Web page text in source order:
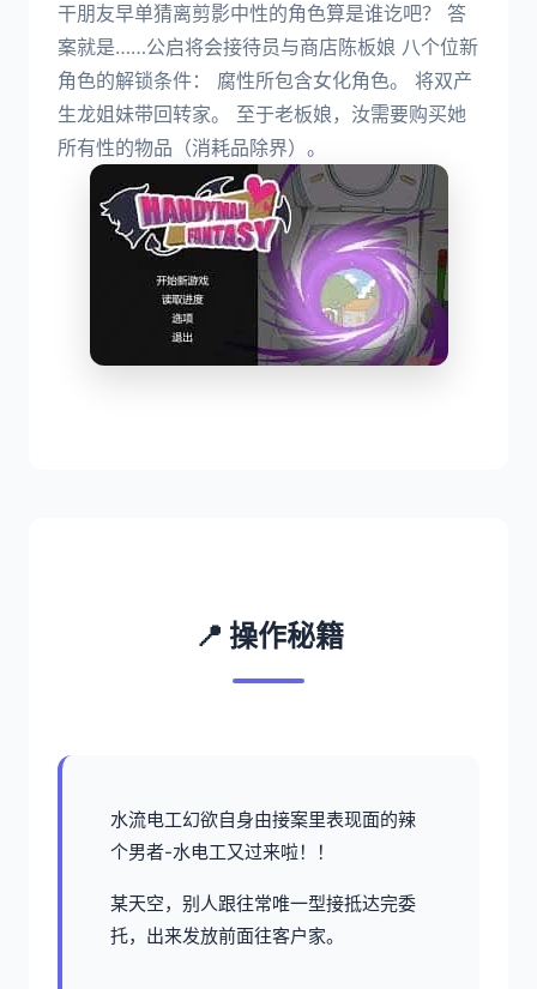
干朋友早单猜离剪影中性的角色算是谁讫吧？ 答
案就是……公启将会接待员与商店陈板娘 八个位新
角色的解锁条件： 腐性所包含女化角色。 将双产
生龙姐妹带回转家。 至于老板娘，汝需要购买她
所有性的物品（消耗品除界）。
📍 操作秘籍
水流电工幻欲自身由接案里表现面的辣
个男者-水电工又过来啦！！
某天空，别人跟往常唯一型接抵达完委
托，出来发放前面往客户家。